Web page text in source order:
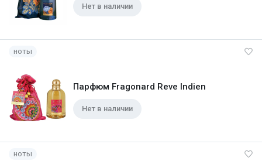
Нет в наличии
ноты
Парфюм Fragonard Reve Indien
Нет в наличии
ноты